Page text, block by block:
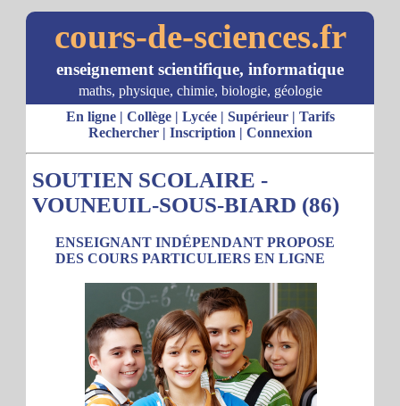
cours-de-sciences.fr
enseignement scientifique, informatique
maths, physique, chimie, biologie, géologie
En ligne| Collège| Lycée| Supérieur| Tarifs
Rechercher| Inscription | Connexion
SOUTIEN SCOLAIRE -
VOUNEUIL-SOUS-BIARD (86)
ENSEIGNANT INDÉPENDANT PROPOSE
DES COURS PARTICULIERS EN LIGNE